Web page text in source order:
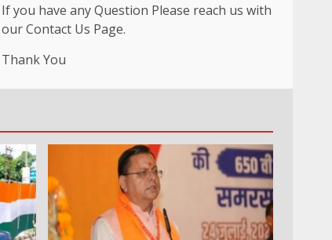
If you have any Question Please reach us with
our Contact Us Page.
Thank You